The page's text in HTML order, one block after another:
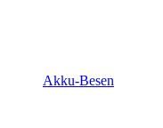
Akku-Besen